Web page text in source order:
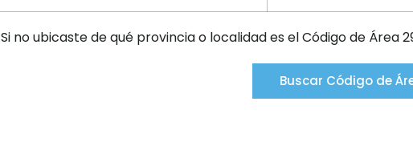
Si no ubicaste de qué provincia o localidad es el Código de Área
Buscar Código de